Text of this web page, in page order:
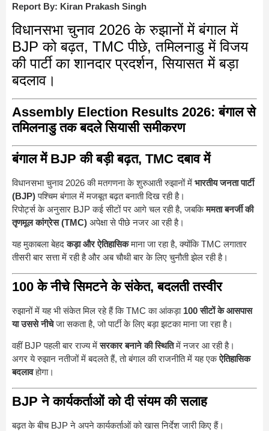
Report By: Kiran Prakash Singh
विधानसभा चुनाव 2026 के रुझानों में बंगाल में
BJP को बढ़त, TMC पीछे, तमिलनाडु में विजय
की पार्टी का शानदार प्रदर्शन, सियासत में बड़ा
बदलाव।
Assembly Election Results 2026: बंगाल से
तमिलनाडु तक बदले सियासी समीकरण
बंगाल में BJP की बड़ी बढ़त, TMC दबाव में
विधानसभा चुनाव 2026 की मतगणना के शुरुआती रुझानों में भारतीय जनता पार्टी
(BJP)पश्चिम बंगाल में मजबूत बढ़त बनाती दिख रही है।
रिपोर्ट्स के अनुसार BJP कई सीटों पर आगे चल रही है, जबकिममता बनर्जी की
तृणमूल कांग्रेस (TMC) अपेक्षा से पीछे नजर आ रही है।
यह मुकाबला बेहदकड़ा और ऐतिहासिकमाना जा रहा है, क्योंकि TMC लगातार
तीसरी बार सत्ता में रही है और अब चौथी बार के लिए चुनौती झेल रही है।
100 के नीचे सिमटने के संकेत, बदलती तस्वीर
रुझानों में यह भी संकेत मिल रहे हैं कि TMC का आंकड़ा 100 सीटों के आसपास
या उससे नीचेजा सकता है, जो पार्टी के लिए बड़ा झटका माना जा रहा है।
वहीं BJP पहली बार राज्य मेंसरकार बनाने की स्थितिमें नजर आ रही है।
अगर ये रुझान नतीजों में बदलते हैं, तो बंगाल की राजनीति में यह एकऐतिहासिक
बदलावहोगा।
BJP ने कार्यकर्ताओं को दी संयम की सलाह
बढ़त के बीच BJP ने अपने कार्यकर्ताओं को खास निर्देश जारी किए हैं।